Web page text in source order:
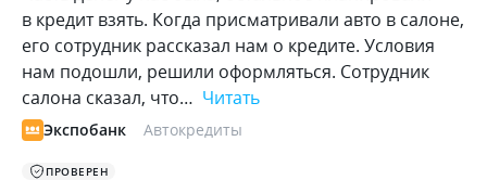
в кредит взять. Когда присматривали авто в салоне,
его сотрудник рассказал нам о кредите. Условия
нам подошли, решили оформляться. Сотрудник
салона сказал, что… Читать
Экспобанк Автокредиты
ПРОВЕРЕН